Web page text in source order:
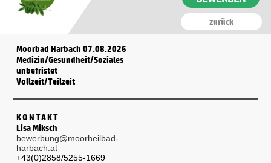
zurück
Moorbad Harbach 07.08.2026
Medizin/Gesundheit/Soziales
unbefristet
Vollzeit/Teilzeit
KONTAKT
Lisa Miksch
bewerbung@moorheilbad-
harbach.at
+43(0)2858/5255-1669